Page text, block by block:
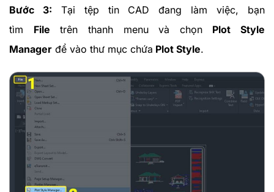
Bước 3: Tại tệp tin CAD đang làm việc, bạn
tìm File trên thanh menu và chọn Plot Style
Manager để vào thư mục chứa Plot Style.